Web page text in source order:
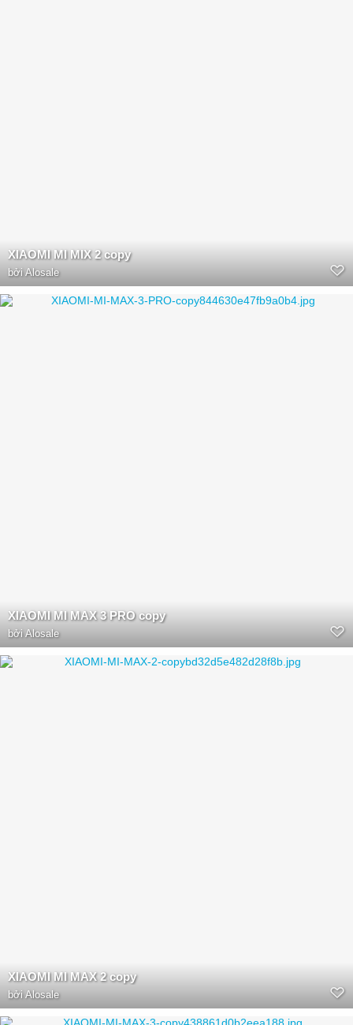
XIAOMI MI MIX 2 copy
bởiAlosale
XIAOMI MI MAX 3 PRO copy
bởiAlosale
XIAOMI MI MAX 2 copy
bởiAlosale